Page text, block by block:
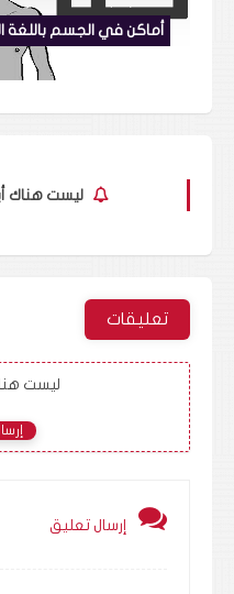
ليست هناك
تعليقات
ليست
إرسال تعليق